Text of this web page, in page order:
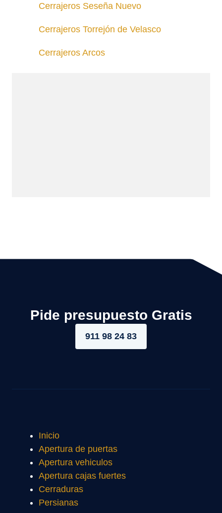
Cerrajeros Seseña Nuevo
Cerrajeros Torrejón de Velasco
Cerrajeros Arcos
Pide presupuesto Gratis
911 98 24 83
Inicio
Apertura de puertas
Apertura vehiculos
Apertura cajas fuertes
Cerraduras
Persianas